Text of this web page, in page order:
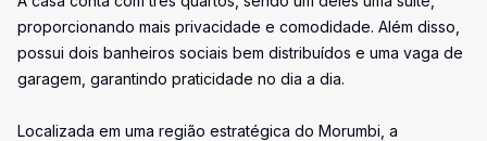
proporcionando mais privacidade e comodidade. Além disso,
possui dois banheiros sociais bem distribuídos e uma vaga de
garagem, garantindo praticidade no dia a dia.
Localizada em uma região estratégica do Morumbi, a